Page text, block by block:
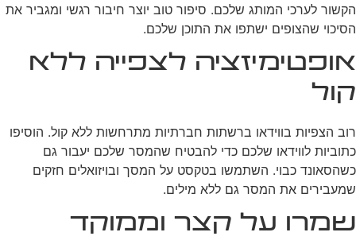
הקשור לערכי המותג שלכם. סיפור טוב יוצר חיבור רגשי ומגביר את
הסיכוי שהצופים ישתפו את התוכן שלכם.
אופטימיזציה לצפייה ללא
קול
רוב הצפיות בווידאו ברשתות חברתיות מתרחשות ללא קול. הוסיפו
כתוביות לווידאו שלכם כדי להבטיח שהמסר שלכם יעבור גם
כשהסאונד כבוי. השתמשו בטקסט על המסך ובויזואלים חזקים
שמעבירים את המסר גם ללא מילים.
שמרו על קצר וממוקד